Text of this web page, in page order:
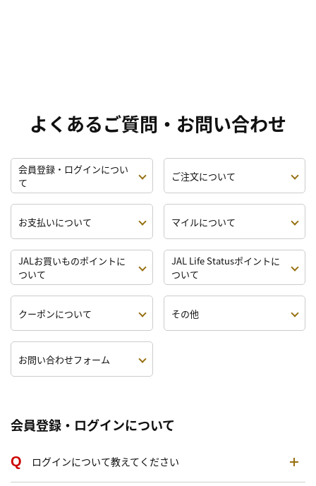
よくあるご質問・お問い合わせ
会員登録・ログインについ
て
ご注文について
お支払いについて マイルについて
JALお買いものポイントに
ついて
JAL Life Statusポイントに
ついて
クーポンについて その他
お問い合わせフォーム
会員登録・ログインについて
ログインについて教えてください